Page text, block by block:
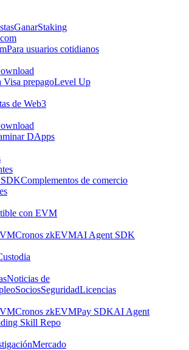
GanarStaking
Para usuarios cotidianos
Visa prepagoLevel Up
de Web3
DApps
Complementos de comercio
con EVM
Cronos zkEVMAI Agent SDK
Noticias de
SociosSeguridadLicencias
Cronos zkEVMPay SDKAI Agent
Skill Repo
Mercado